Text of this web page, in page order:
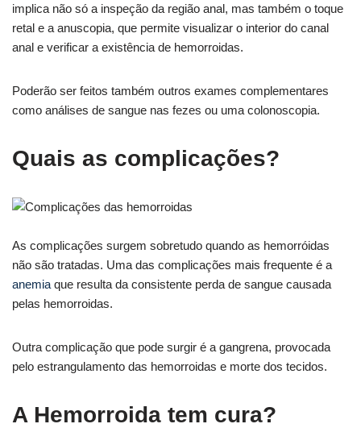
implica não só a inspeção da região anal, mas também o toque
retal e a anuscopia, que permite visualizar o interior do canal
anal e verificar a existência de hemorroidas.
Poderão ser feitos também outros exames complementares
como análises de sangue nas fezes ou uma colonoscopia.
Quais as complicações?
As complicações surgem sobretudo quando as hemorróidas
não são tratadas. Uma das complicações mais frequente é a
anemia que resulta da consistente perda de sangue causada
pelas hemorroidas.
Outra complicação que pode surgir é a gangrena, provocada
pelo estrangulamento das hemorroidas e morte dos tecidos.
A Hemorroida tem cura?